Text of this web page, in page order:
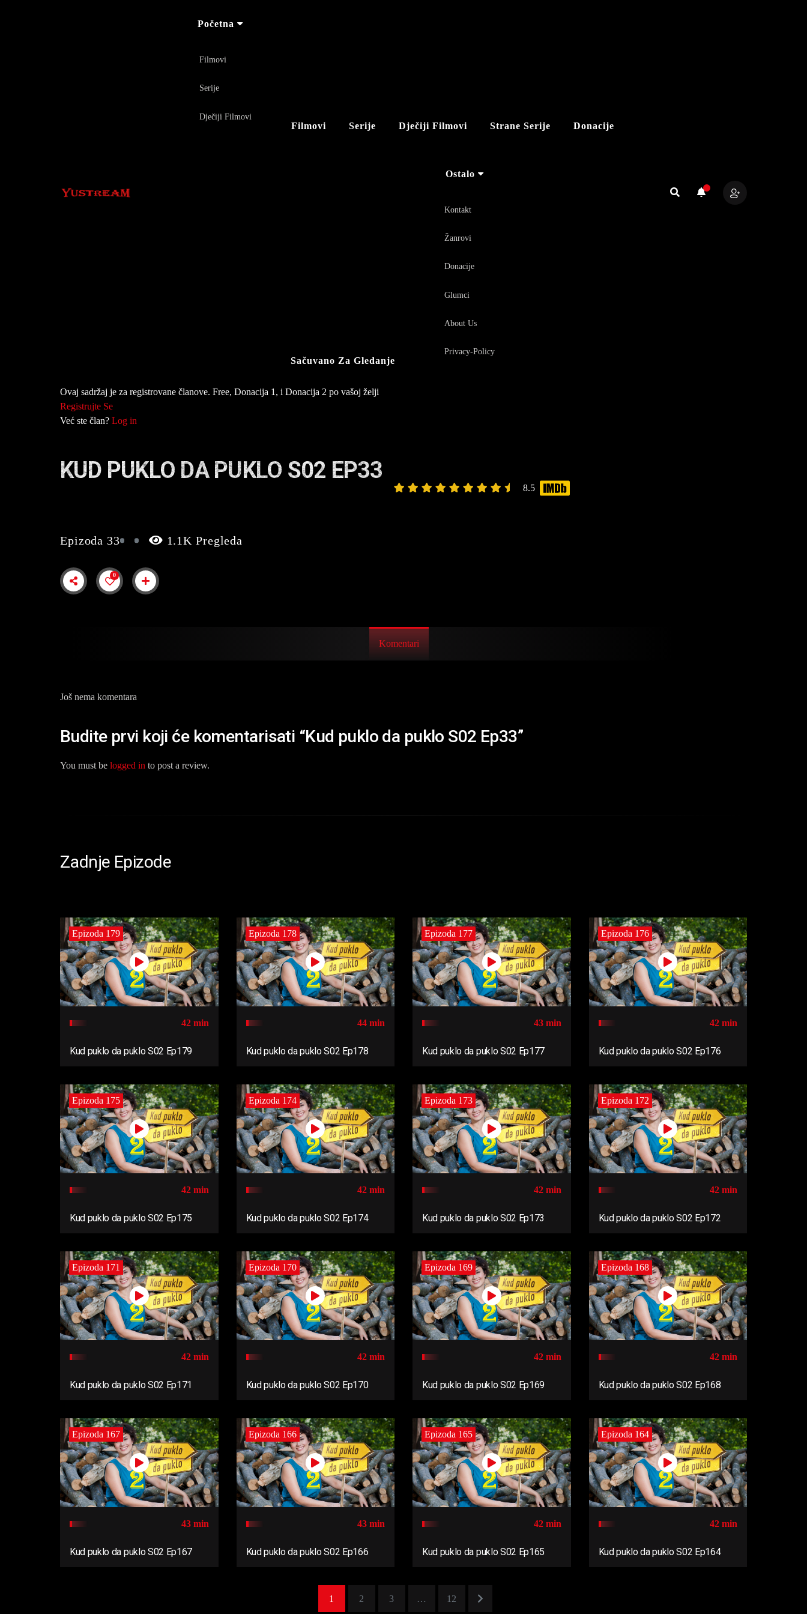
Početna
Filmovi
Serije
Dječiji Filmovi
Filmovi Serije Dječiji Filmovi Strane Serije Donacije
Sačuvano Za Gledanje
Ostalo
Kontakt
Žanrovi
Donacije
Glumci
About Us
Privacy-Policy
Ovaj sadržaj je za registrovane članove. Free, Donacija 1, i Donacija 2 po vašoj želji
Registrujte Se
Već ste član? Log in
KUD PUKLO DA PUKLO S02 EP33
8.5
Epizoda 33 1.1K Pregleda
0
Komentari
Još nema komentara
Budite prvi koji će komentarisati “Kud puklo da puklo S02 Ep33”
You must be logged in to post a review.
Zadnje Epizode
Epizoda 179
42 min
Kud puklo da puklo S02 Ep179
Epizoda 178
44 min
Kud puklo da puklo S02 Ep178
Epizoda 177
43 min
Kud puklo da puklo S02 Ep177
Epizoda 176
42 min
Kud puklo da puklo S02 Ep176
Epizoda 175
42 min
Kud puklo da puklo S02 Ep175
Epizoda 174
42 min
Kud puklo da puklo S02 Ep174
Epizoda 173
42 min
Kud puklo da puklo S02 Ep173
Epizoda 172
42 min
Kud puklo da puklo S02 Ep172
Epizoda 171
42 min
Kud puklo da puklo S02 Ep171
Epizoda 170
42 min
Kud puklo da puklo S02 Ep170
Epizoda 169
42 min
Kud puklo da puklo S02 Ep169
Epizoda 168
42 min
Kud puklo da puklo S02 Ep168
Epizoda 167
43 min
Kud puklo da puklo S02 Ep167
Epizoda 166
43 min
Kud puklo da puklo S02 Ep166
Epizoda 165
42 min
Kud puklo da puklo S02 Ep165
Epizoda 164
42 min
Kud puklo da puklo S02 Ep164
1 2 3 … 12